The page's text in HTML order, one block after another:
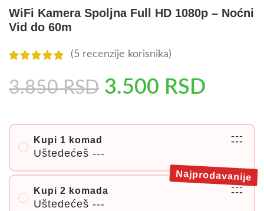
WiFi Kamera Spoljna Full HD 1080p – Noćni
Vid do 60m
(5 recenzije korisnika)
3.850RSD 3.500 RSD
Kupi 1 komad
Uštedećeš ---
---
---
Kupi 2 komada
Uštedećeš ---
---
---
Najprodavanije